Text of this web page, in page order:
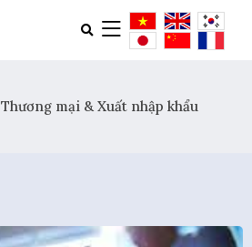
Thương mại & Xuất nhập khẩu